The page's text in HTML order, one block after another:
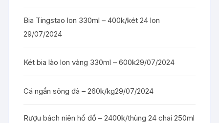
Bia Tingstao lon 330ml – 400k/két 24 lon
29/07/2024
Két bia lào lon vàng 330ml – 600k29/07/2024
Cá ngần sông đà – 260k/kg29/07/2024
Rượu bách niên hồ đồ – 2400k/thùng 24 chai 250ml